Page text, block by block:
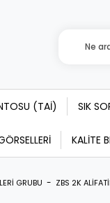
(TAİ) SIK
KALİTE
GRUBU ZBS 2K